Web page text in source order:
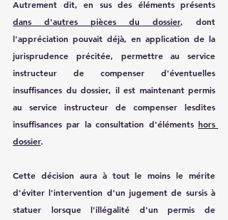
dans d'autres pièces du dossier, dont
l'appréciation pouvait déjà, en application de la
jurisprudence précitée, permettre au service
instructeur de compenser d'éventuelles
insuffisances du dossier, il est maintenant permis
au service instructeur de compenser lesdites
insuffisances par la consultation d'éléments hors
dossier.
Cette décision aura à tout le moins le mérite
d'éviter l'intervention d'un jugement de sursis à
statuer lorsque l'illégalité d'un permis de